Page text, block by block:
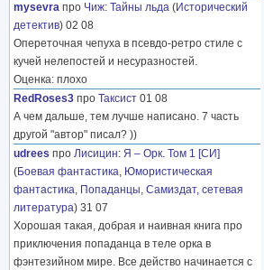
mysevra про Чиж: Тайны льда (Исторический
детектив) 02 08
Опереточная чепуха в псевдо-ретро стиле с
кучей нелепостей и несуразностей.
Оценка: плохо
RedRoses3 про Таксист 01 08
А чем дальше, тем лучше написано. 7 часть
другой "автор" писал? ))
udrees про Лисицин: Я – Орк. Том 1 [СИ]
(Боевая фантастика, Юмористическая
фантастика, Попаданцы, Самиздат, сетевая
литература) 31 07
Хорошая такая, добрая и наивная книга про
приключения попаданца в теле орка в
фэнтезийном мире. Все действо начинается с